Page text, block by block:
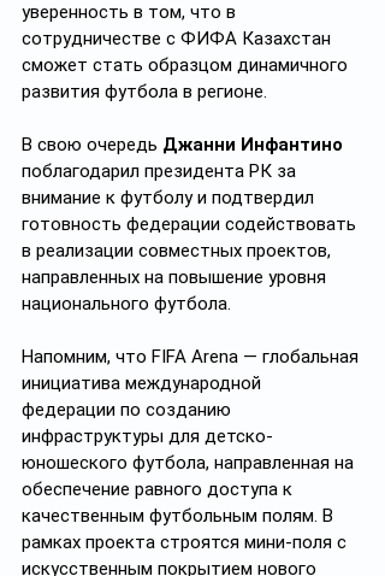
уверенность в том, что в
сотрудничестве с ФИФА Казахстан
сможет стать образцом динамичного
развития футбола в регионе.
В свою очередь Джанни Инфантино
поблагодарил президента РК за
внимание к футболу и подтвердил
готовность федерации содействовать
в реализации совместных проектов,
направленных на повышение уровня
национального футбола.
Напомним, что FIFA Arena — глобальная
инициатива международной
федерации по созданию
инфраструктуры для детско-
юношеского футбола, направленная на
обеспечение равного доступа к
качественным футбольным полям. В
рамках проекта строятся мини-поля с
искусственным покрытием нового